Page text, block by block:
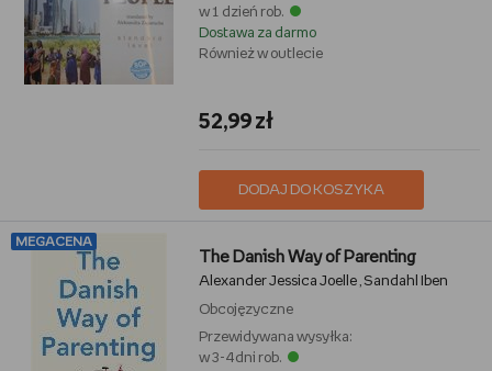
w 1 dzień rob.
Dostawa za darmo
Również w outlecie
52,99 zł
DODAJ DO KOSZYKA
MEGACENA
The Danish Way of Parenting
Alexander Jessica Joelle Sandahl Iben
Obcojęzyczne
Przewidywana wysyłka:
w 3-4 dni rob.